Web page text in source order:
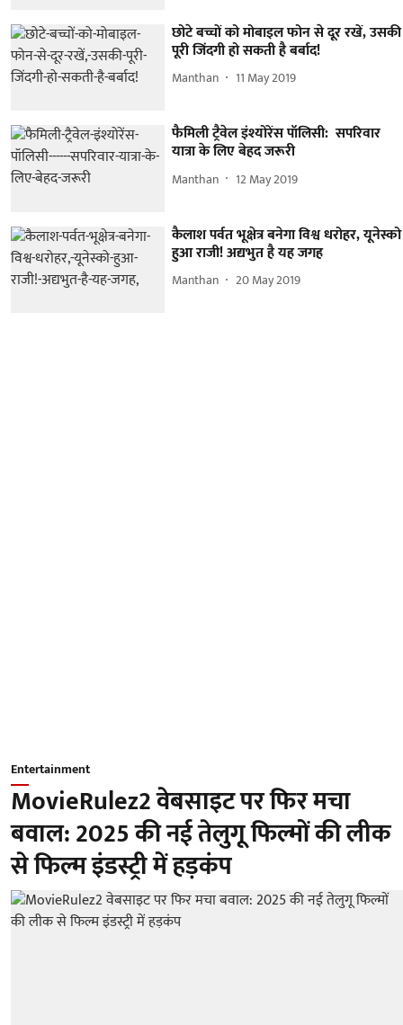
छोटे बच्चों को मोबाइल फोन से दूर रखें, उसकी
पूरी जिंदगी हो सकती है बर्बाद!
Manthan 11 May 2019
फैमिली ट्रैवेल इंश्योरेंस पॉलिसी: सपरिवार
यात्रा के लिए बेहद जरूरी
Manthan 12 May 2019
कैलाश पर्वत भूक्षेत्र बनेगा विश्व धरोहर, यूनेस्को
हुआ राजी! अद्यभुत है यह जगह
Manthan 20 May 2019
Entertainment
MovieRulez2 वेबसाइट पर फिर मचा
बवाल: 2025 की नई तेलुगू फिल्मों की लीक
से फिल्म इंडस्ट्री में हड़कंप